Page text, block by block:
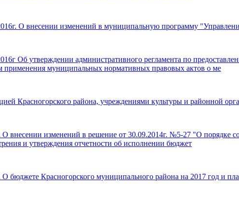
О внесении изменений в муниципальную программу
Об утверждении административного регламента по
применения муниципальных нормативных правовых актов о ме
Красногорского района, учреждениями культуры и районной
внесении изменений в решение от 30.09.2014г. №5-27 "О порядке
и утверждения отчетности об исполнении бюджет
бюджете Красногорского муниципального района на 2017 год и